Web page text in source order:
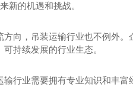
新的机遇和挑战。
向，吊装运输行业也不例外
持续发展的行业生态。
行业需要拥有专业知识和丰